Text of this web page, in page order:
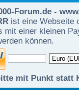
Forum.de -
ist eine Webseite
mit einer kleinen
können.
mit Punkt statt